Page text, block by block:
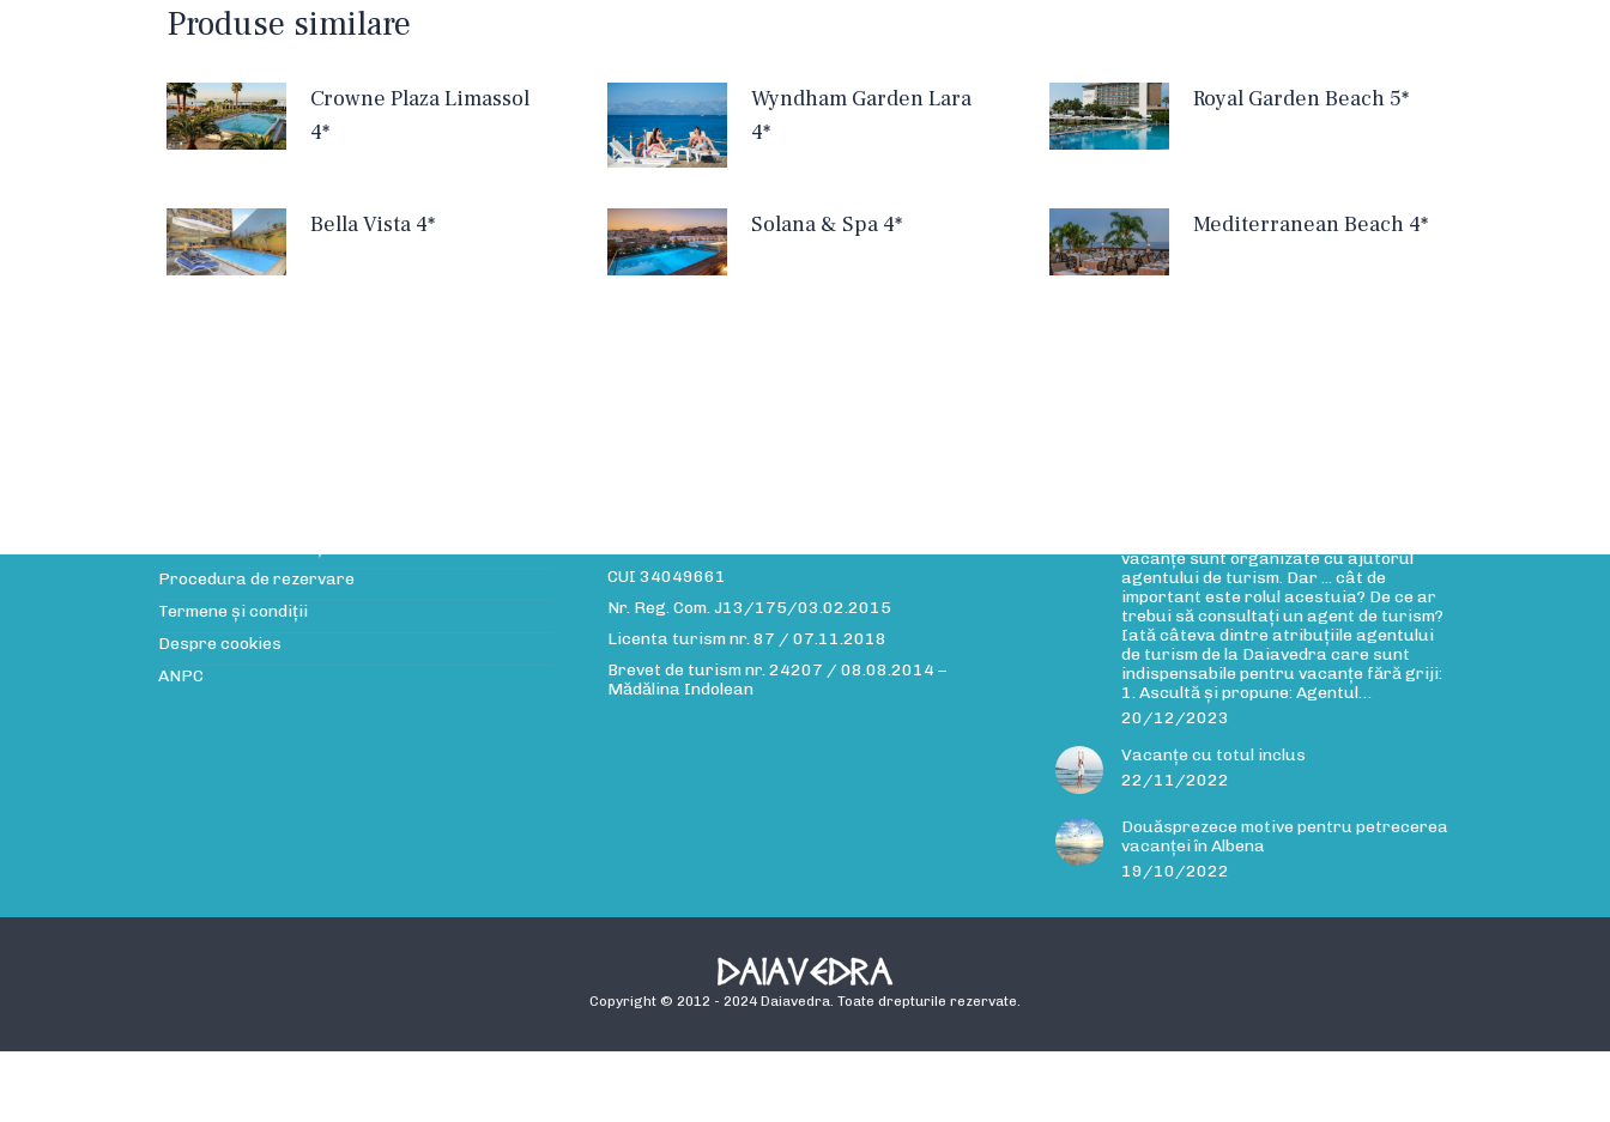
Produse similare
Crowne Plaza Limassol
4*
Wyndham Garden Lara
4*
Royal Garden Beach 5*
Bella Vista 4* Solana & Spa 4* Mediterranean Beach 4*
Procedura de rezervare
Termene și condiții
Despre cookies
ANPC
CUI 34049661
Nr. Reg. Com. J13/175/03.02.2015
Licenta turism nr. 87 / 07.11.2018
Brevet de turism nr. 24207 / 08.08.2014 –
Mădălina Indolean
vacanțe sunt organizate cu ajutorul
agentului de turism. Dar ... cât de
important este rolul acestuia? De ce ar
trebui să consultați un agent de turism?
Iată câteva dintre atribuțiile agentului
de turism de la Daiavedra care sunt
indispensabile pentru vacanțe fără griji:
1. Ascultă și propune: Agentul…
20/12/2023
Vacanțe cu totul inclus
22/11/2022
Douăsprezece motive pentru petrecerea
vacanței în Albena
19/10/2022
Copyright © 2012 - 2024 Daiavedra. Toate drepturile rezervate.